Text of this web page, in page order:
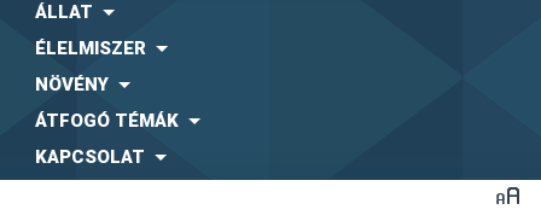
ÁLLAT
ÉLELMISZER
NÖVÉNY
ÁTFOGÓ TÉMÁK
KAPCSOLAT